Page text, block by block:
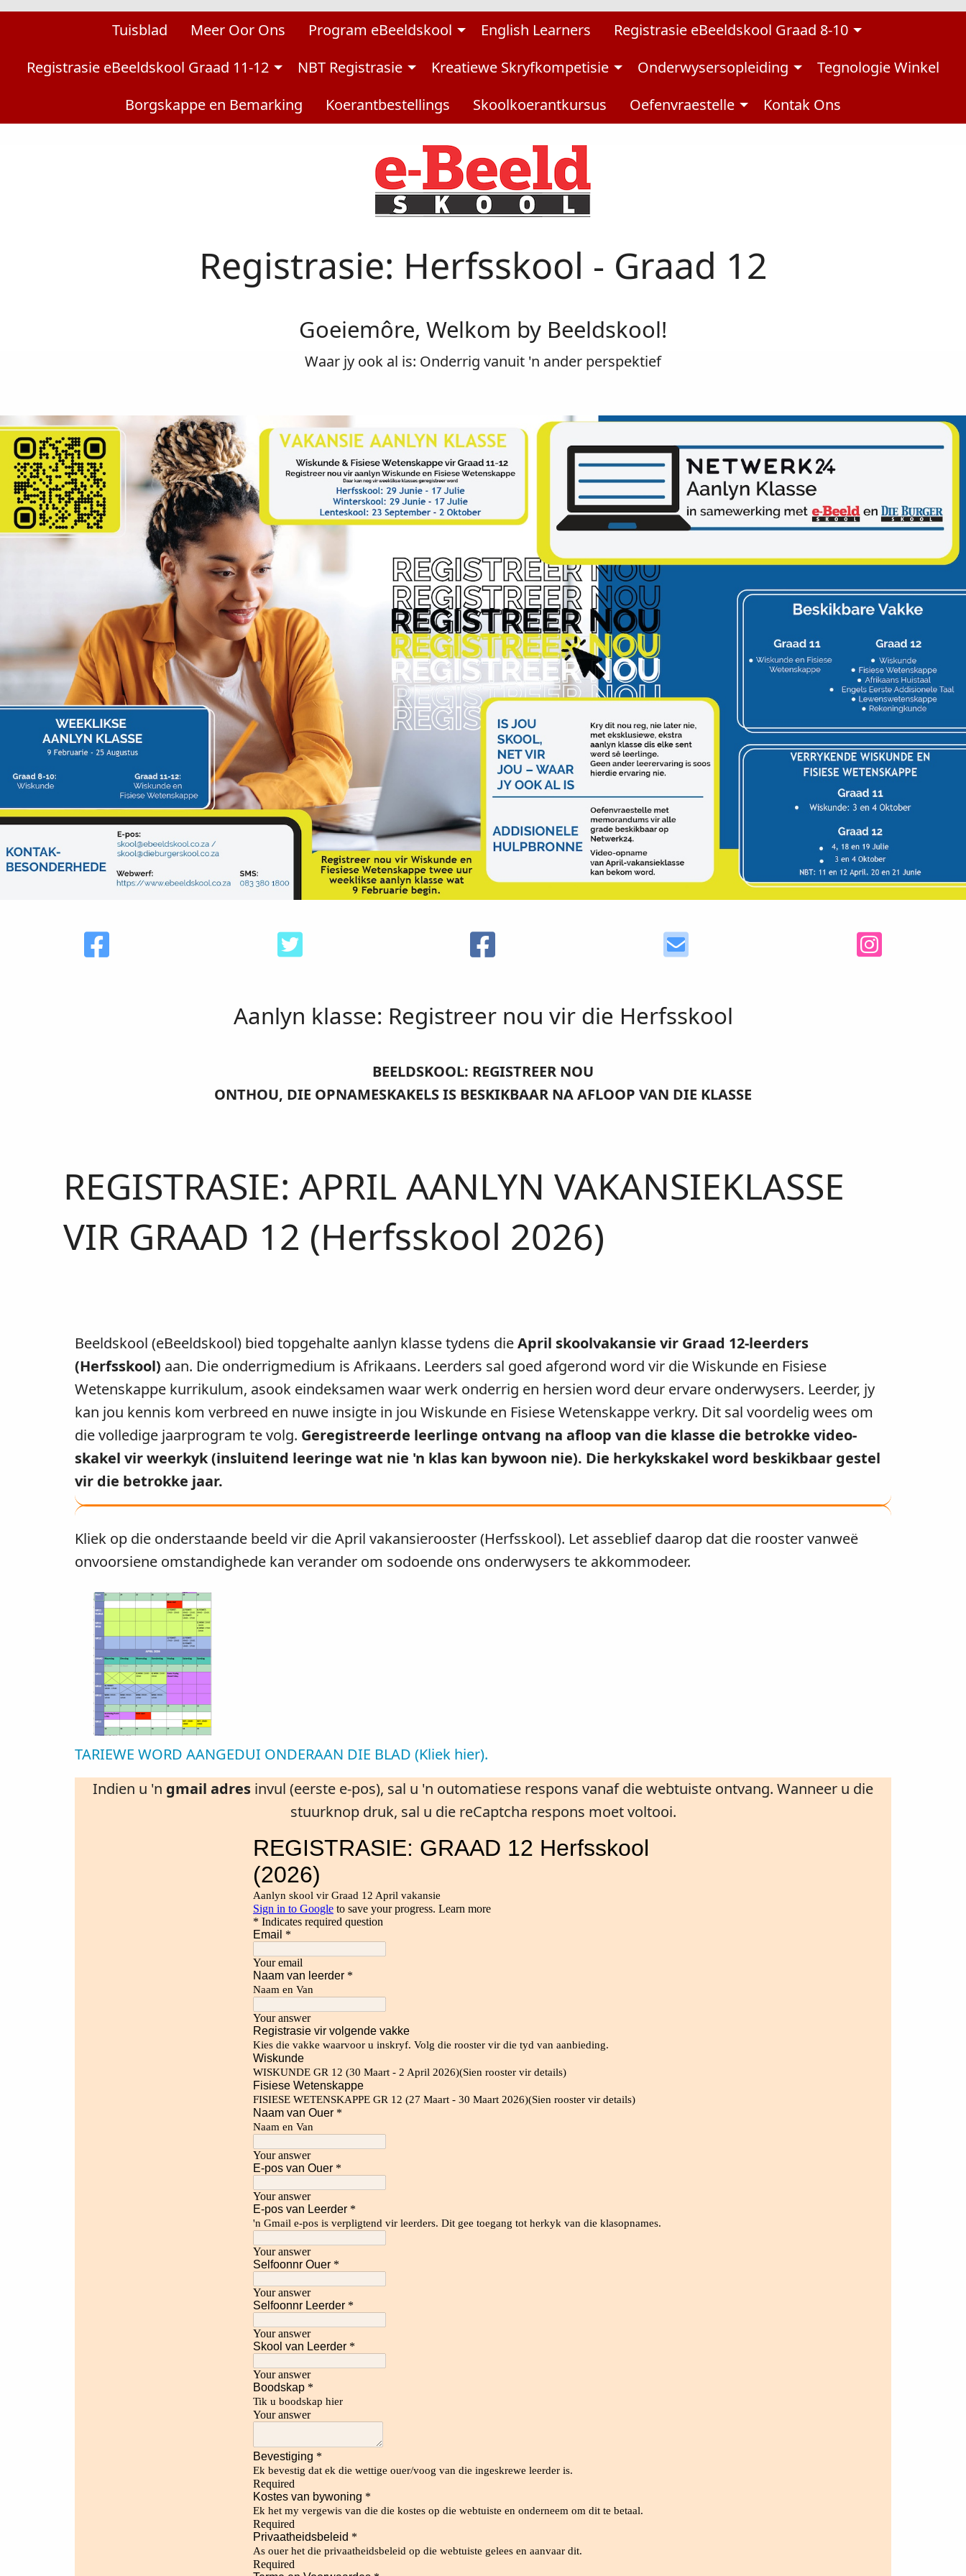
Tuisblad Meer Oor Ons Program eBeeldskool English Learners
Registrasie eBeeldskool Graad 8-10
Registrasie eBeeldskool Graad 11-12
NBT Registrasie Kreatiewe Skryfkompetisie Onderwysersopleiding
Tegnologie Winkel
Borgskappe en Bemarking
Koerantbestellings Skoolkoerantkursus Oefenvraestelle Kontak Ons
Registrasie: Herfsskool - Graad 12
Goeiemôre, Welkom by Beeldskool!
Waar jy ook al is: Onderrig vanuit 'n ander perspektief
Aanlyn klasse: Registreer nou vir die Herfsskool
BEELDSKOOL: REGISTREER NOU
ONTHOU, DIE OPNAMESKAKELS IS BESKIKBAAR NA AFLOOP VAN DIE KLASSE
REGISTRASIE: APRIL AANLYN VAKANSIEKLASSE
VIR GRAAD 12 (Herfsskool 2026)
Beeldskool (eBeeldskool) bied topgehalte aanlyn klasse tydens dieApril skoolvakansie vir Graad 12-leerders
(Herfsskool) aan. Die onderrigmedium is Afrikaans. Leerders sal goed afgerond word vir die Wiskunde en Fisiese
Wetenskappe kurrikulum, asook eindeksamen waar werk onderrig en hersien word deur ervare onderwysers. Leerder, jy
kan jou kennis kom verbreed en nuwe insigte in jou Wiskunde en Fisiese Wetenskappe verkry. Dit sal voordelig wees om
die volledige jaarprogram te volg. Geregistreerde leerlinge ontvang na afloop van die klasse die betrokke video-
skakel vir weerkyk (insluitend leeringe wat nie 'n klas kan bywoon nie). Die herkykskakel word beskikbaar gestel
vir die betrokke jaar.
Kliek op die onderstaande beeld vir die April vakansierooster (Herfsskool). Let asseblief daarop dat die rooster vanweë
onvoorsiene omstandighede kan verander om sodoende ons onderwysers te akkommodeer.
TARIEWE WORD AANGEDUI ONDERAAN DIE BLAD (Kliek hier).
Indien u 'n gmail adres invul (eerste e-pos), sal u 'n outomatiese respons vanaf die webtuiste ontvang. Wanneer u die
stuurknop druk, sal u die reCaptcha respons moet voltooi.